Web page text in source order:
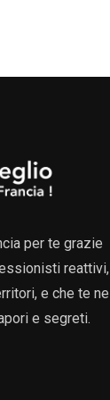
per te grazie
reattivi,
e che te ne
e segreti.